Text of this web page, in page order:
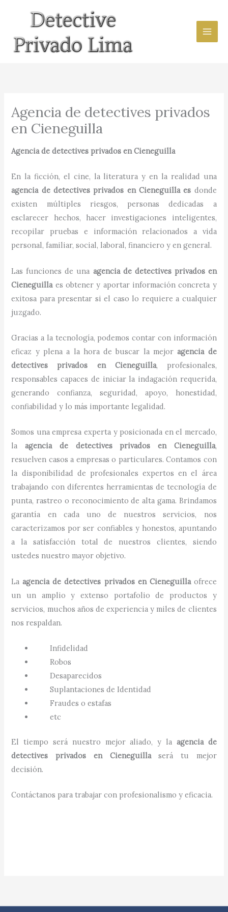
contenido
Agencia de detectives privados
en Cieneguilla
Agencia de detectives privados enCieneguilla
En la ficción, el cine, la literatura y en la realidad una
agencia de detectives privados en Cieneguilla es donde
existen múltiples riesgos, personas dedicadas a
esclarecer hechos, hacer investigaciones inteligentes,
recopilar pruebas e información relacionados a vida
personal, familiar, social, laboral, financiero y en general.
Las funciones de una agencia de detectives privadosen
Cieneguilla es obtener y aportar información concreta y
exitosa para presentar si el caso lo requiere a cualquier
juzgado.
Gracias a la tecnología, podemos contar con información
eficaz y plena a la hora de buscar la mejoragencia de
detectives privados en Cieneguilla, profesionales,
responsables capaces de iniciar la indagación requerida,
generando confianza, seguridad, apoyo, honestidad,
confiabilidad y lo más importante legalidad.
Somos una empresa experta y posicionada en el mercado,
laagencia de detectives privados en Cieneguilla,
resuelven casos a empresas o particulares. Contamos con
la disponibilidad de profesionales expertos en el área
trabajando con diferentes herramientas de tecnología de
punta, rastreo o reconocimiento de alta gama. Brindamos
garantía en cada uno de nuestros servicios, nos
caracterizamos por ser confiables y honestos, apuntando
a la satisfacción total de nuestros clientes, siendo
ustedes nuestro mayor objetivo.
Laagencia de detectives privadosen Cieneguilla ofrece
un un amplio y extenso portafolio de productos y
servicios, muchos años de experiencia y miles de clientes
nos respaldan.
Infidelidad
Robos
Desaparecidos
Suplantaciones de Identidad
Fraudes o estafas
etc
El tiempo será nuestro mejor aliado, y la agencia de
detectives privados en
Cieneguillaserá tu mejor
decisión.
Contáctanos para trabajar con profesionalismo y eficacia.